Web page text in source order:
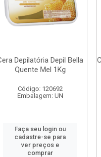
Depilatória Depil Bella
Quente Mel 1Kg
Código: 120692
Embalagem: UN
Faça seu login ou
cadastre-se para
ver preços e
comprar